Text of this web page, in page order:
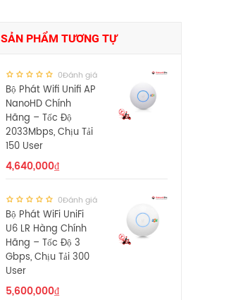
SẢN PHẨM TƯƠNG TỰ
0Đánh giá
Bộ Phát Wifi Unifi AP
NanoHD Chính
Hãng – Tốc Độ
2033Mbps, Chịu Tải
150 User
4,640,000₫
0Đánh giá
Bộ Phát WiFi UniFi
U6 LR Hàng Chính
Hãng – Tốc Độ 3
Gbps, Chịu Tải 300
User
5,600,000₫